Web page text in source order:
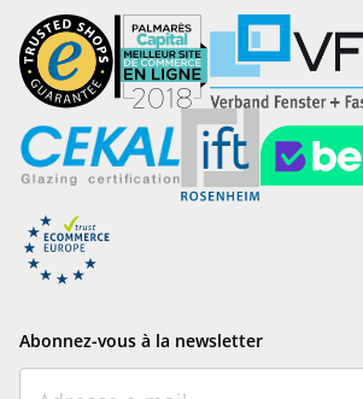
Abonnez-vous à la newsletter